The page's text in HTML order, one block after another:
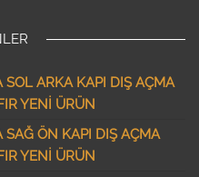
ARKA KAPI DIŞ AÇMA
YENİ ÜRÜN
ÖN KAPI DIŞ AÇMA
YENİ ÜRÜN